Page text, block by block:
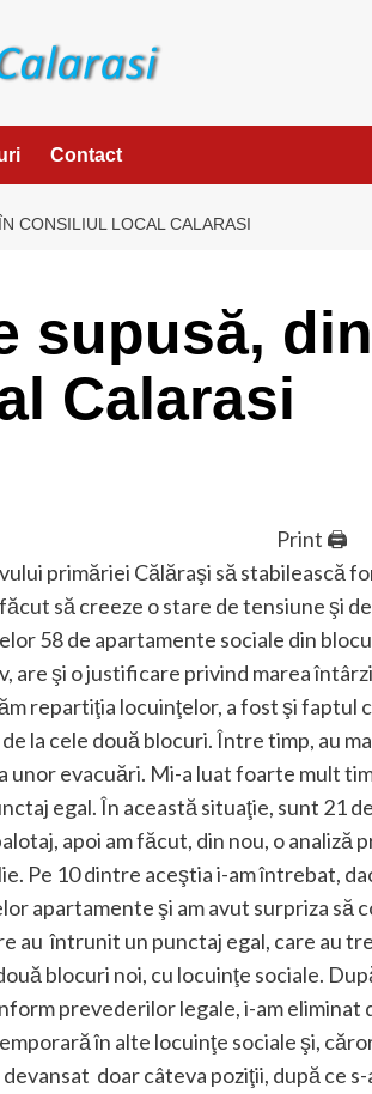
Contact
CONSILIUL LOCAL CALARASI
supusă,
Calarasi
Print 🖨
primăriei Călăraşi să stabilească
să creeze o stare de tensiune şi
58 de apartamente sociale din
are şi o justificare privind marea
repartiţia locuinţelor, a fost şi faptul
la cele două blocuri. Între timp, au
evacuări. Mi-a luat foarte mult
egal. În această situaţie, sunt 21
apoi am făcut, din nou, o analiză
Pe 10 dintre aceştia i-am întrebat,
apartamente şi am avut surpriza să
au întrunit un punctaj egal, care au
blocuri noi, cu locuinţe sociale.
prevederilor legale, i-am eliminat
în alte locuinţe sociale şi,
doar câteva poziţii, după ce s-